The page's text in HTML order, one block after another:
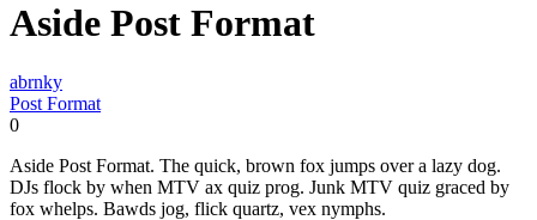
Aside Post Format
abrnky
Post Format
0
Aside Post Format. The quick, brown fox jumps over a lazy dog.
DJs flock by when MTV ax quiz prog. Junk MTV quiz graced by
fox whelps. Bawds jog, flick quartz, vex nymphs.